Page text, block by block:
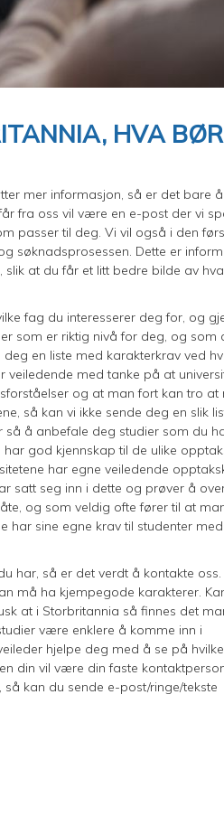
HVA BØR
mer informasjon, så er det bare
fra oss vil være en e-post der vi
passer til deg. Vi vil også i den
søknadsprosessen. Dette er
at du får et litt bedre bilde av
fag du interesserer deg for, og
som er riktig nivå for deg, og som
en liste med karakterkrav ved
veiledende med tanke på at
og at man fort kan tro at
så kan vi ikke sende deg en slik
å anbefale deg studier som du
god kjennskap til de ulike
har egne veiledende
satt seg inn i dette og prøver å
og som veldig ofte fører til at
har sine egne krav til studenter
har, så er det verdt å kontakte
må ha kjempegode karakterer.
at i Storbritannia så finnes det
være enklere å komme inn i
hjelpe deg med å se på hvilke
din vil være din faste
kan du sende e-post/ringe/tekste